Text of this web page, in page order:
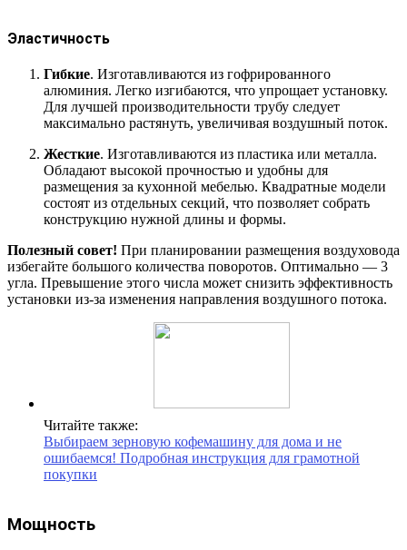
Эластичность
Гибкие. Изготавливаются из гофрированного
алюминия. Легко изгибаются, что упрощает установку.
Для лучшей производительности трубу следует
максимально растянуть, увеличивая воздушный поток.
Жесткие. Изготавливаются из пластика или металла.
Обладают высокой прочностью и удобны для
размещения за кухонной мебелью. Квадратные модели
состоят из отдельных секций, что позволяет собрать
конструкцию нужной длины и формы.
Полезный совет! При планировании размещения воздуховода
избегайте большого количества поворотов. Оптимально — 3
угла. Превышение этого числа может снизить эффективность
установки из-за изменения направления воздушного потока.
Читайте также:
Выбираем зерновую кофемашину для дома и не
ошибаемся! Подробная инструкция для грамотной
покупки
Мощность